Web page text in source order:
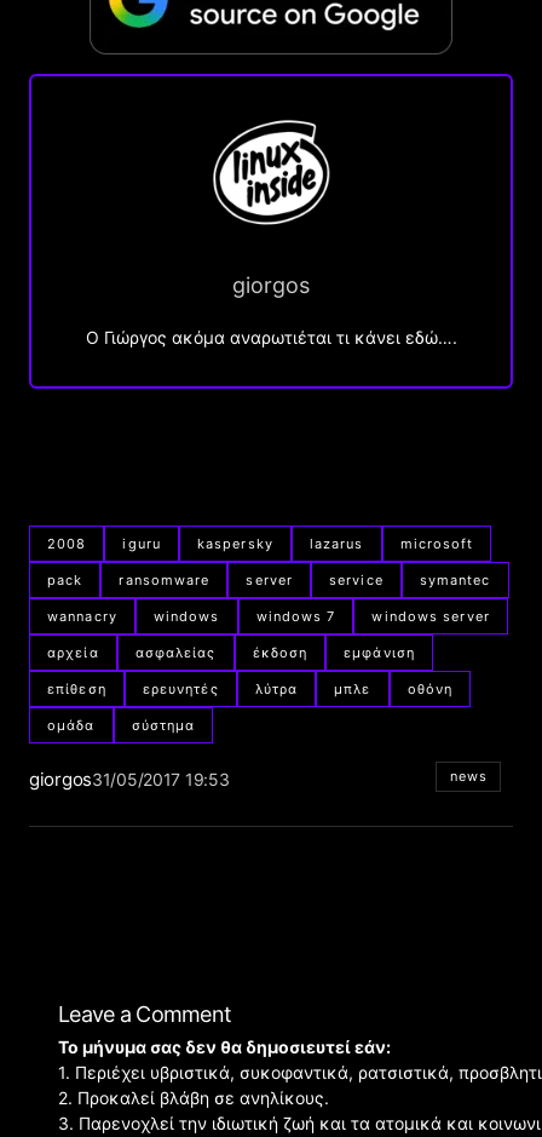
giorgos
Ο Γιώργος ακόμα αναρωτιέται τι κάνει εδώ….
2008 iguru kaspersky lazarus microsoft
pack ransomware server service symantec
wannacry windows windows 7 windows server
αρχεία ασφαλείας έκδοση εμφάνιση
επίθεση ερευνητές λύτρα μπλε οθόνη
ομάδα σύστημα
giorgos31/05/2017 19:53 news
Leave a Comment
Το μήνυμα σας δεν θα δημοσιευτεί εάν:
1. Περιέχει υβριστικά, συκοφαντικά, ρατσιστικά,
2. Προκαλεί βλάβη σε ανηλίκους.
3. Παρενοχλεί την ιδιωτική ζωή και τα ατομικά και